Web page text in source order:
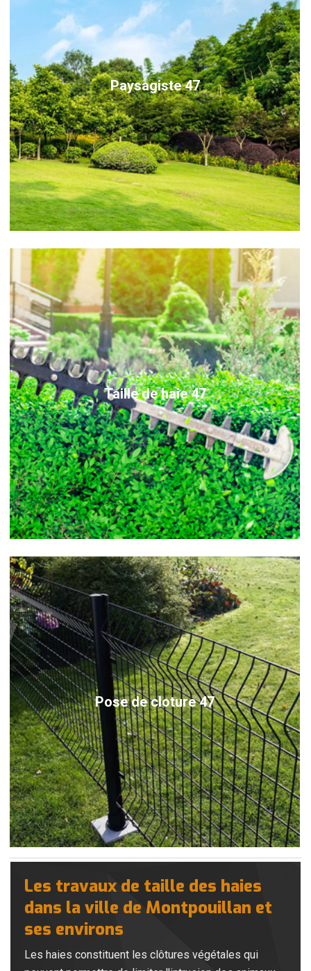
Paysagiste 47
Taille de haie 47
Pose de cloture 47
Les travaux de taille des haies
dans la ville de Montpouillan et
ses environs
Les haies constituent les clôtures végétales qui